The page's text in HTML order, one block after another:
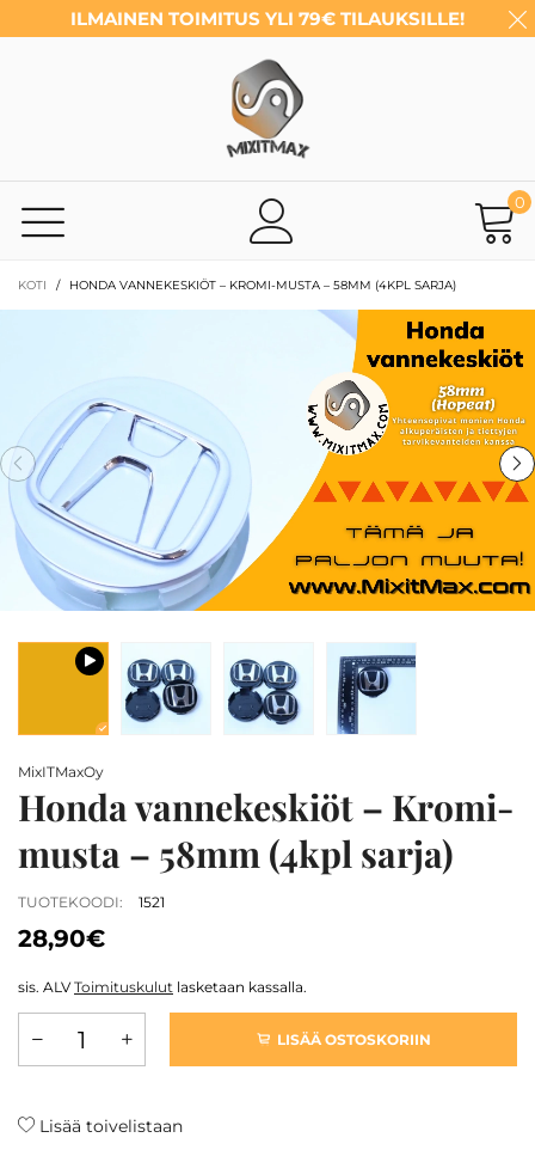
ILMAINEN TOIMITUS YLI 79€ TILAUKSILLE!
0
KOTI / HONDA VANNEKESKIÖT – KROMI-MUSTA – 58MM (4KPL SARJA)
MixITMaxOy
Honda vannekeskiöt – Kromi-
musta – 58mm (4kpl sarja)
TUOTEKOODI: 1521
28,90€
sis. ALVToimituskulut lasketaan kassalla.
LISÄÄ OSTOSKORIIN
Lisää toivelistaan